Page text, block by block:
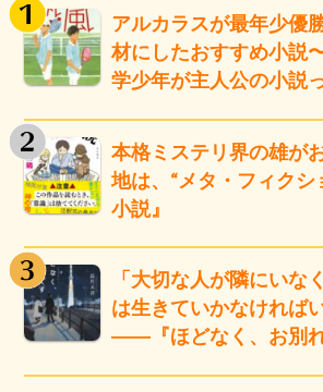
アルカラスが最年少
材にしたおすすめ小説
学少年が主人公の小説
本格ミステリ界の雄が
地は、“メタ・フィクシ
小説』
「大切な人が隣にいな
は生きていかなければ
――『ほどなく、お別